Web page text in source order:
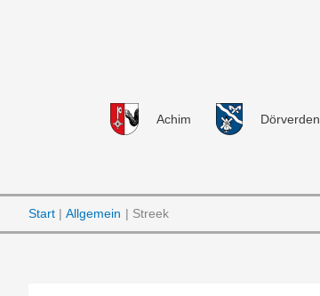
Achim Dörverden
Start Allgemein Streek